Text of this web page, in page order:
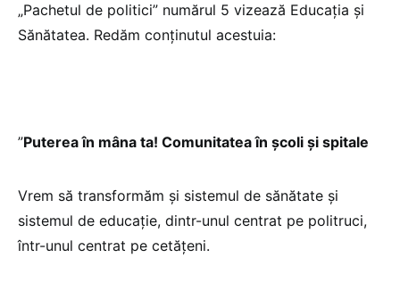
„Pachetul de politici” numărul 5 vizează Educația și
Sănătatea. Redăm conținutul acestuia:
”Puterea în mâna ta! Comunitatea în școli și spitale
Vrem să transformăm și sistemul de sănătate și
sistemul de educație, dintr-unul centrat pe politruci,
într-unul centrat pe cetățeni.